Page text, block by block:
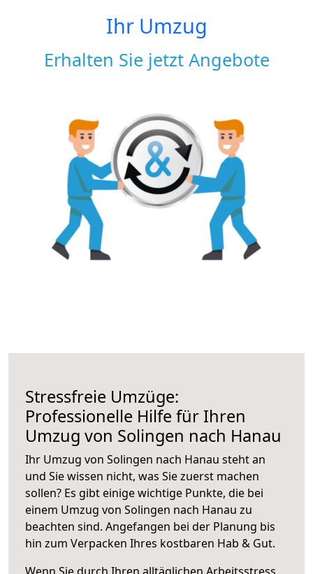
Ihr Umzug
Erhalten Sie jetzt Angebote
Stressfreie Umzüge:
Professionelle Hilfe für Ihren
Umzug von Solingen nach Hanau
Ihr Umzug von Solingen nach Hanau steht an
und Sie wissen nicht, was Sie zuerst machen
sollen? Es gibt einige wichtige Punkte, die bei
einem Umzug von Solingen nach Hanau zu
beachten sind. Angefangen bei der Planung bis
hin zum Verpacken Ihres kostbaren Hab & Gut.